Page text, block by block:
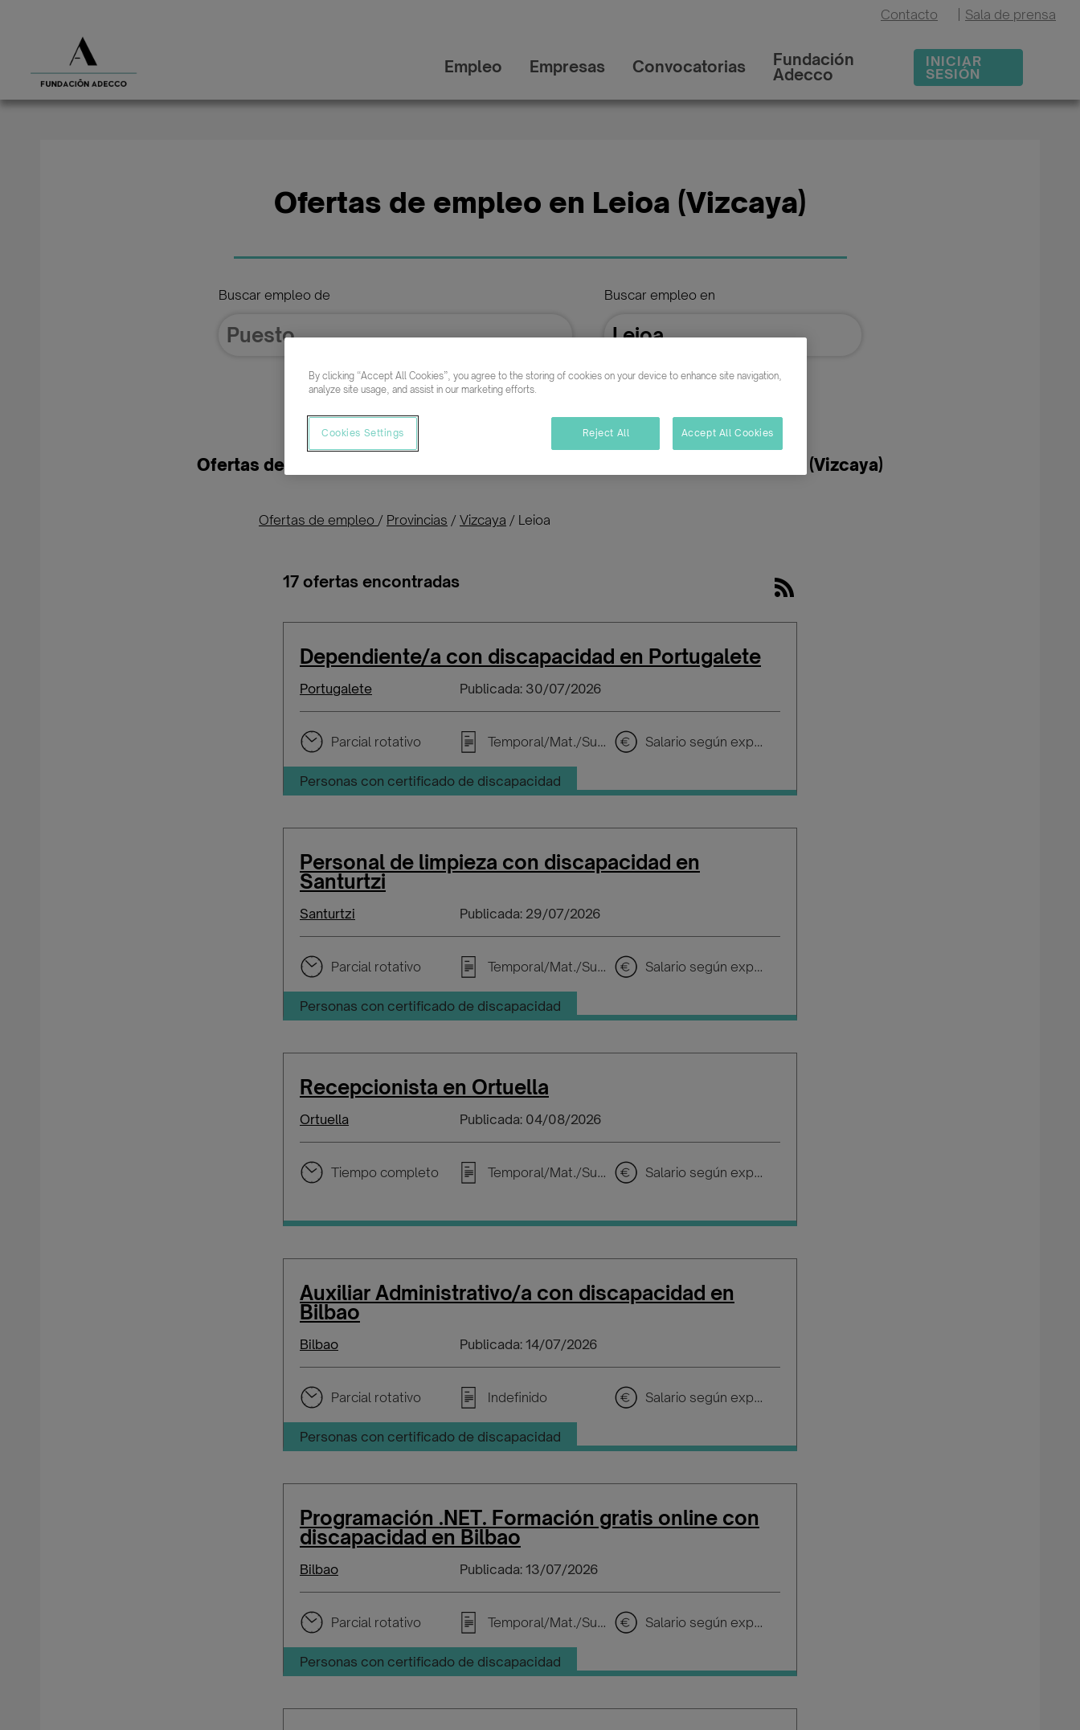
Contacto Sala de prensa
Empleo Empresas Convocatorias Fundación
Adecco
INICIAR
SESIÓN
Ofertas de empleo en Leioa (Vizcaya)
Buscar empleo de Buscar empleo en
Buscar empleo
Ofertas de empleo para personas con discapacidad o vulnerables en Leioa (Vizcaya)
Ofertas de empleo / Provincias / Vizcaya / Leioa
17 ofertas encontradas
Dependiente/a con discapacidad en Portugalete
Portugalete Publicada: 30/07/2026
Parcial rotativo Temporal/Mat./Sustitución/... Salario según experiencia
Personas con certificado de discapacidad
Personal de limpieza con discapacidad en
Santurtzi
Santurtzi Publicada: 29/07/2026
Parcial rotativo Temporal/Mat./Sustitución/... Salario según experiencia
Personas con certificado de discapacidad
Recepcionista en Ortuella
Ortuella Publicada: 04/08/2026
Tiempo completo Temporal/Mat./Sustitución/... Salario según experiencia
Auxiliar Administrativo/a con discapacidad en
Bilbao
Bilbao Publicada: 14/07/2026
Parcial rotativo Indefinido Salario según experiencia
Personas con certificado de discapacidad
Programación .NET. Formación gratis online con
discapacidad en Bilbao
Bilbao Publicada: 13/07/2026
Parcial rotativo Temporal/Mat./Sustitución/... Salario según experiencia
Personas con certificado de discapacidad
By clicking “Accept All Cookies”, you agree to the storing of cookies on your device to enhance site navigation,
analyze site usage, and assist in our marketing efforts.
Cookies Settings Reject All Accept All Cookies